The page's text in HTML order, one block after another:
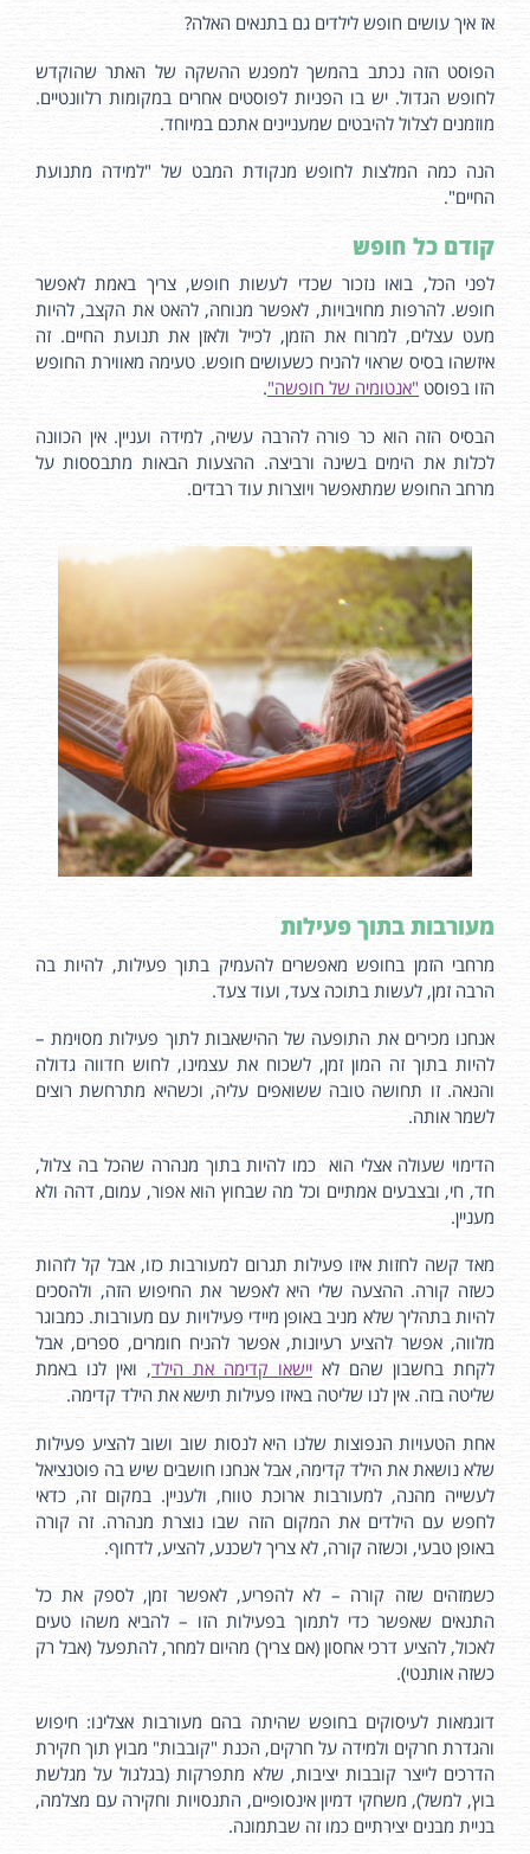
אז איך עושים חופש לילדים גם בתנאים האלה?
הפוסט הזה נכתב בהמשך למפגש ההשקה של האתר שהוקדש
לחופש הגדול. יש בו הפניות לפוסטים אחרים במקומות רלוונטיים.
מוזמנים לצלול להיבטים שמעניינים אתכם במיוחד.
הנה כמה המלצות לחופש מנקודת המבט של "למידה מתנועת
החיים".
קודם כל חופש
לפני הכל, בואו נזכור שכדי לעשות חופש, צריך באמת לאפשר
חופש. להרפות מחויבויות, לאפשר מנוחה, להאט את הקצב, להיות
מעט עצלים, למרוח את הזמן, לכייל ולאזן את תנועת החיים. זה
איזשהו בסיס שראוי להניח כשעושים חופש. טעימה מאווירת החופש
הזו בפוסט "אנטומיה של חופשה".
הבסיס הזה הוא כר פורה להרבה עשיה, למידה ועניין. אין הכוונה
לכלות את הימים בשינה ורביצה. ההצעות הבאות מתבססות על
מרחב החופש שמתאפשר ויוצרות עוד רבדים.
מעורבות בתוך פעילות
מרחבי הזמן בחופש מאפשרים להעמיק בתוך פעילות, להיות בה
הרבה זמן, לעשות בתוכה צעד, ועוד צעד.
אנחנו מכירים את התופעה של ההישאבות לתוך פעילות מסוימת –
להיות בתוך זה המון זמן, לשכוח את עצמינו, לחוש חדווה גדולה
והנאה. זו תחושה טובה ששואפים עליה, וכשהיא מתרחשת רוצים
לשמר אותה.
הדימוי שעולה אצלי הוא כמו להיות בתוך מנהרה שהכל בה צלול,
חד, חי, ובצבעים אמתיים וכל מה שבחוץ הוא אפור, עמום, דהה ולא
מעניין.
מאד קשה לחזות איזו פעילות תגרום למעורבות כזו, אבל קל לזהות
כשזה קורה. ההצעה שלי היא לאפשר את החיפוש הזה, ולהסכים
להיות בתהליך שלא מניב באופן מיידי פעילויות עם מעורבות. כמבוגר
מלווה, אפשר להציע רעיונות, אפשר להניח חומרים, ספרים, אבל
לקחת בחשבון שהם לא יישאו קדימה את הילד, ואין לנו באמת
שליטה בזה. אין לנו שליטה באיזו פעילות תישא את הילד קדימה.
אחת הטעויות הנפוצות שלנו היא לנסות שוב ושוב להציע פעילות
שלא נושאת את הילד קדימה, אבל אנחנו חושבים שיש בה פוטנציאל
לעשייה מהנה, למעורבות ארוכת טווח, ולעניין. במקום זה, כדאי
לחפש עם הילדים את המקום הזה שבו נוצרת מנהרה. זה קורה
באופן טבעי, וכשזה קורה, לא צריך לשכנע, להציע, לדחוף.
כשמזהים שזה קורה – לא להפריע, לאפשר זמן, לספק את כל
התנאים שאפשר כדי לתמוך בפעילות הזו – להביא משהו טעים
לאכול, להציע דרכי אחסון (אם צריך) מהיום למחר, להתפעל (אבל רק
כשזה אותנטי).
דוגמאות לעיסוקים בחופש שהיתה בהם מעורבות אצלינו: חיפוש
והגדרת חרקים ולמידה על חרקים, הכנת "קובבות" מבוץ תוך חקירת
הדרכים לייצר קובבות יציבות, שלא מתפרקות (בגלגול על מגלשת
בוץ, למשל), משחקי דמיון אינסופיים, התנסויות וחקירה עם מצלמה,
בניית מבנים יצירתיים כמו זה שבתמונה.